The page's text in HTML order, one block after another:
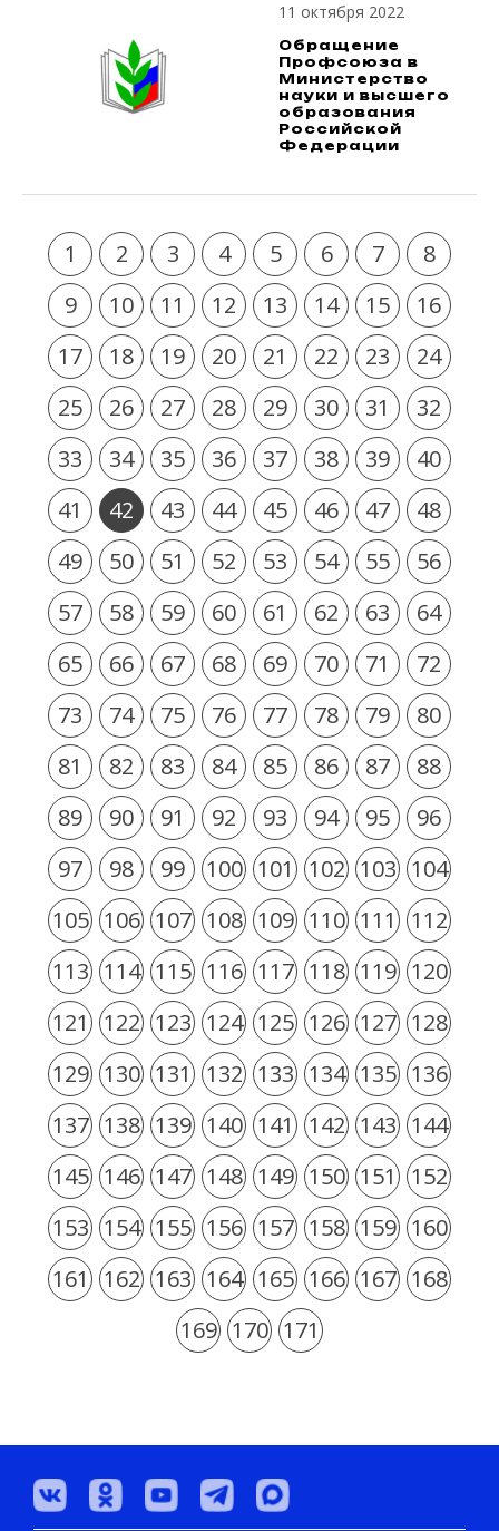
11 октября 2022
Обращение
Профсоюза в
Министерство
науки и высшего
образования
Российской
Федерации
1 2 3 4 5 6 7
8
9
10 11 12 13 14 15
16
17
18 19 20 21 22 23
24
25
26 27 28 29 30 31
32
33
34 35 36 37 38 39
40
41
42 43 44 45 46 47
48
49
50 51 52 53 54 55
56
57
58 59 60 61 62 63
64
65
66 67 68 69 70 71
72
73
74 75 76 77 78 79
80
81
82 83 84 85 86 87
88
89
90 91 92 93 94 95
96
97
98 99 100 101 102 103 104
105 106 107 108 109 110 111 112
113 114 115 116 117 118 119 120
121 122 123 124 125 126 127 128
129 130 131 132 133 134 135 136
137 138 139 140 141 142 143 144
145 146 147 148 149 150 151 152
153 154 155 156 157 158 159 160
161 162 163 164 165 166 167 168
169 170 171